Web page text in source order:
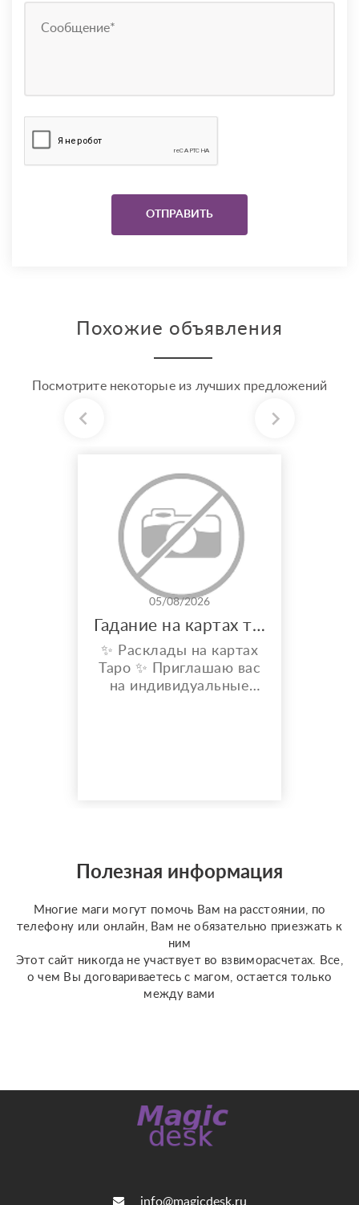
Похожие объявления
Посмотрите некоторые из лучших предложений
05/08/2026
Гадание на картах таро
✨ Расклады на картах
Таро ✨ Приглашаю вас
на индивидуальные
отношения, чувства,
любовь; ????
с человеком; ???...
Полезная информация
Многие маги могут помочь Вам на расстоянии, по
телефону или онлайн, Вам не обязательно приезжать к
ним
Этот сайт никогда не участвует во взвиморасчетах. Все,
о чем Вы договариваетесь с магом, остается только
между вами
info@magicdesk.ru